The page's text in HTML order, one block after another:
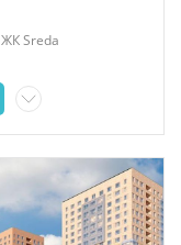
ЖК Sreda